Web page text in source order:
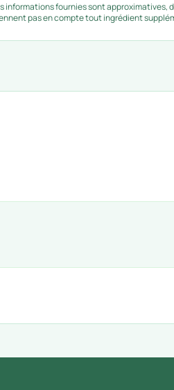
informations fournies sont approximatives,
pas en compte tout ingrédient